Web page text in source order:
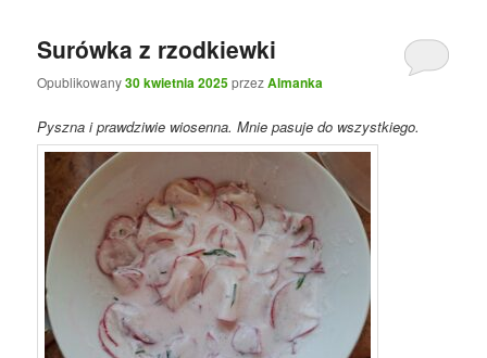
Surówka z rzodkiewki
Opublikowany30 kwietnia 2025przezAlmanka
Pyszna i prawdziwie wiosenna. Mnie pasuje do wszystkiego.